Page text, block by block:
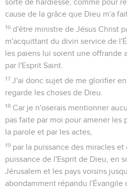
sorte de hardiesse, comme pour
cause de la grâce que Dieu m'a
16 d'être ministre de Jésus Christ
m'acquittant du divin service de
les païens lui soient une offrande
par l'Esprit Saint.
17 J'ai donc sujet de me glorifier
regarde les choses de Dieu.
18 Car je n'oserais mentionner
pas faite par moi pour amener les
la parole et par les actes,
19 par la puissance des miracles et
puissance de l'Esprit de Dieu, en
Jérusalem et les pays voisins
abondamment répandu l'Évangile